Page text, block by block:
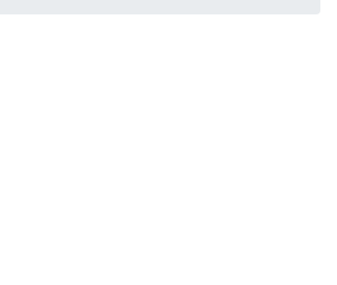
клиник Фактор Улыбки
зубов
цены на шинирование
зубов
скрытых расходов и
платежей